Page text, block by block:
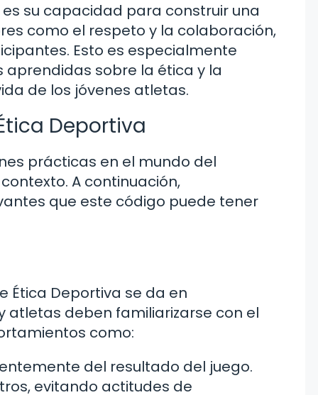
su capacidad para construir una
como el respeto y la colaboración,
Esto es especialmente
sobre la ética y la
de los jóvenes atletas.
Deportiva
prácticas en el mundo del
A continuación,
que este código puede tener
Ética Deportiva se da en
atletas deben familiarizarse con el
como:
del resultado del juego.
evitando actitudes de